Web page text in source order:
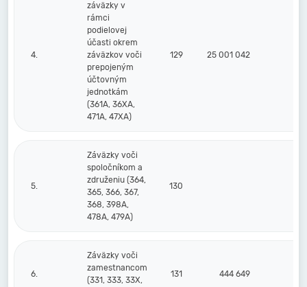
4.
záväzky v
rámci
podielovej
účasti okrem
záväzkov voči
prepojeným
účtovným
jednotkám
(361A, 36XA,
471A, 47XA)
129 25 001 042
5.
Záväzky voči
spoločníkom a
združeniu (364,
365, 366, 367,
368, 398A,
478A, 479A)
130
6.
Záväzky voči
zamestnancom
(331, 333, 33X,
131 444 649